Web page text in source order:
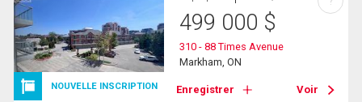
NOUVELLE INSCRIPTION
499 000 $
310 - 88 Times Avenue
Markham, ON
Enregistrer Voir